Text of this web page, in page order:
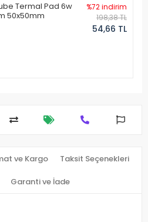
Termal Pad 6w
50x50mm
%72 indirim
198,38 TL
54,66 TL
ve Kargo Taksit Seçenekleri
Garanti ve İade